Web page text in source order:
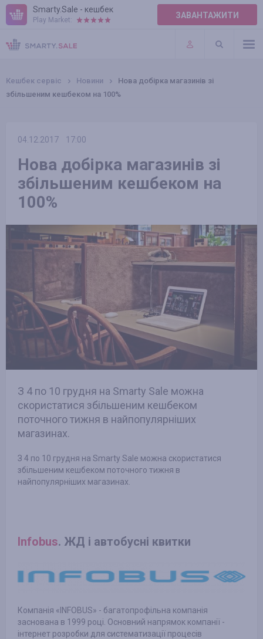
Smarty.Sale - кешбек
Play Market: ЗАВАНТАЖИТИ
ПРАВИЛА
ПЛАГІНИ
Кешбек сервіс Новини
Нова добірка магазинів зі
збільшеним кешбеком на 100%
04.12.2017 17:00
Нова добірка магазинів зі
збільшеним кешбеком на
100%
З 4 по 10 грудня на Smarty Sale можна
скористатися збільшеним кешбеком
поточного тижня в найпопулярніших
магазинах.
З 4 по 10 грудня на Smarty Sale можна скористатися
збільшеним кешбеком поточного тижня в
найпопулярніших магазинах.
Infobus. ЖД і автобусні квитки
Компанія «INFOBUS» - багатопрофільна компанія
заснована в 1999 році. Основний напрямок компанії -
інтернет розробки для систематизації процесів